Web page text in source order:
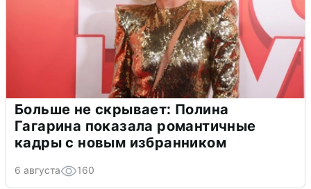
Больше не скрывает: Полина
Гагарина показала романтичные
кадры с новым избранником
6 августа 160